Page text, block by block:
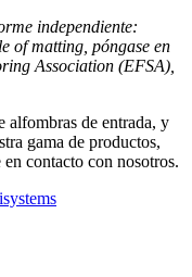
independiente:
of matting, póngase en
Association (EFSA),
alfombras de entrada, y
gama de productos,
contacto con nosotros.